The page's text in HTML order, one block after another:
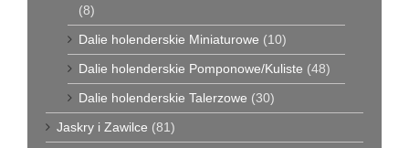
(8)
Dalie holenderskie Miniaturowe (10)
Dalie holenderskie Pomponowe/Kuliste (48)
Dalie holenderskie Talerzowe (30)
Jaskry i Zawilce (81)